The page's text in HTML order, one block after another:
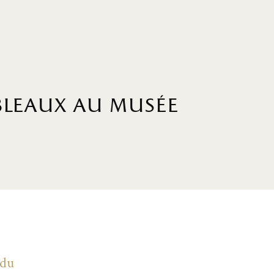
au musée